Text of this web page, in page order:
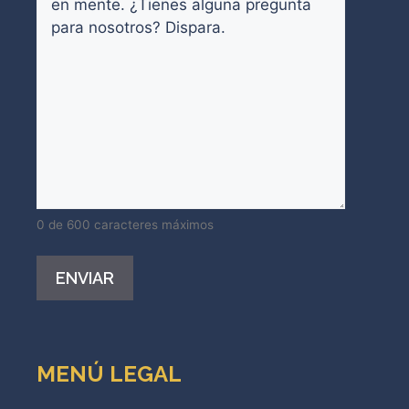
0 de 600 caracteres máximos
MENÚ LEGAL